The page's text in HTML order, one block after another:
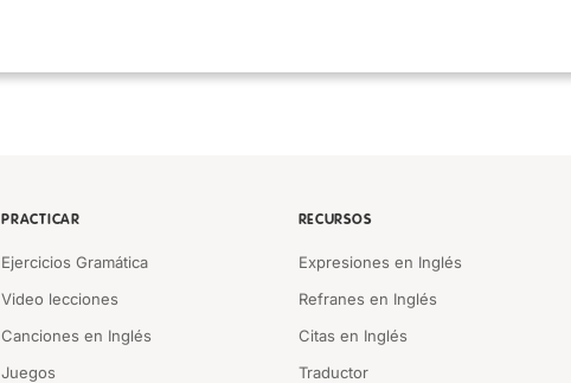
PRACTICAR
Ejercicios Gramática
Video lecciones
Canciones en Inglés
Juegos
RECURSOS
Expresiones en Inglés
Refranes en Inglés
Citas en Inglés
Traductor